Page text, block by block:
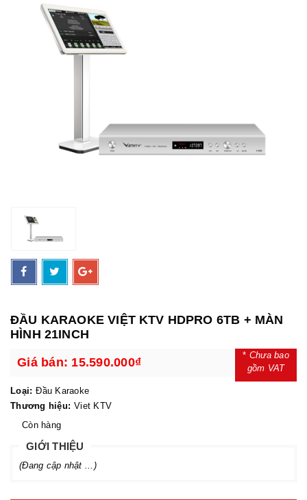
ĐẦU KARAOKE VIỆT KTV HDPRO 6TB + MÀN
HÌNH 21INCH
Giá bán: 15.590.000₫
* Chưa bao
gồm VAT
Loại: Đầu Karaoke
Thương hiệu: Viet KTV
Còn hàng
GIỚI THIỆU
(Đang cập nhật ...)